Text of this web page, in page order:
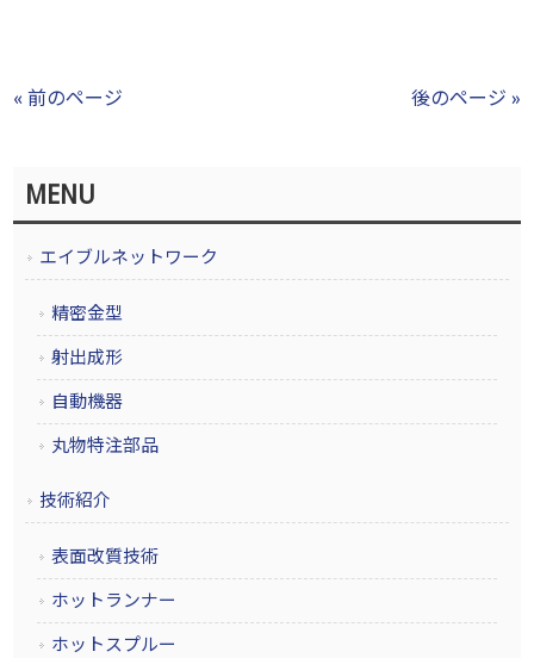
« 前のページ 後のページ »
MENU
エイブルネットワーク
精密金型
射出成形
自動機器
丸物特注部品
技術紹介
表面改質技術
ホットランナー
ホットスプルー